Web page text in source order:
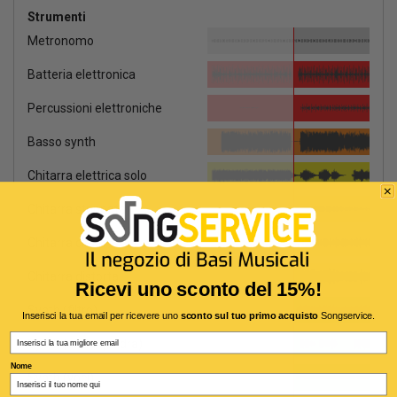
Strumenti
Metronomo
Batteria elettronica
Percussioni elettroniche
Basso synth
Chitarra elettrica solo
Chitarra stoppata
Chitarra clean
Synth (filtro)
Synth (onda quadra)
Synth (voci)
Ricevi uno sconto del 15%!
Inserisci la tua email per ricevere uno sconto sul tuo primo acquistoSongservice.
Nome